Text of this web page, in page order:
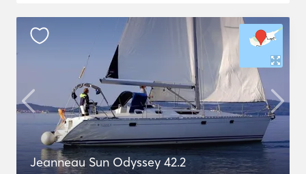
Jeanneau Sun Odyssey 42.2